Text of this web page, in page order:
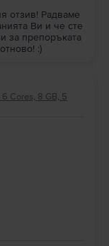
отзив! Радваме
Ви и че сте
за препоръката
:)
Cores, 8 GB, 5